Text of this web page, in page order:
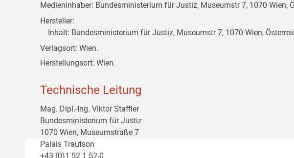
Medieninhaber: Bundesministerium für Justiz, Museumstr 7, 1070 Wien,
Hersteller:
Inhalt: Bundesministerium für Justiz, Museumstr 7, 1070 Wien,
Verlagsort: Wien.
Herstellungsort: Wien.
Technische Leitung
Mag. Dipl.-Ing. Viktor Staffler
Bundesministerium für Justiz
1070 Wien, Museumstraße 7
Palais Trautson
+43 (0)1 52 1 52-0